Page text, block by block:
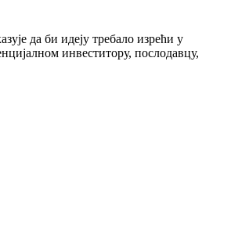
да би идеју требало изрећи у
инвеститору, послодавцу,